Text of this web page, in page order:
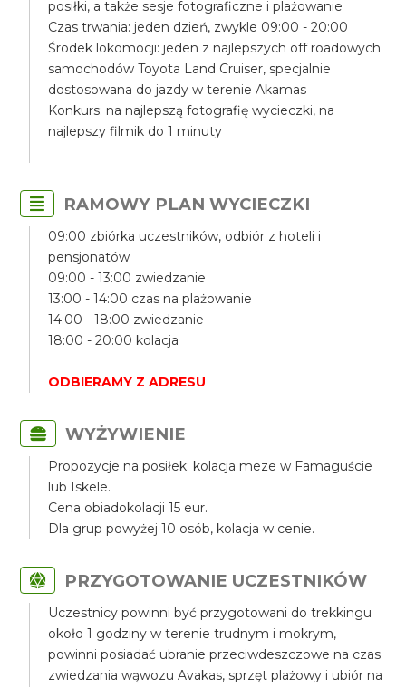
posiłki, a także sesje fotograficzne i plażowanie
Czas trwania: jeden dzień, zwykle 09:00 - 20:00
Środek lokomocji: jeden z najlepszych off roadowych
samochodów Toyota Land Cruiser, specjalnie
dostosowana do jazdy w terenie Akamas
Konkurs: na najlepszą fotografię wycieczki, na
najlepszy filmik do 1 minuty
RAMOWY PLAN WYCIECZKI
09:00 zbiórka uczestników, odbiór z hoteli i
pensjonatów
09:00 - 13:00 zwiedzanie
13:00 - 14:00 czas na plażowanie
14:00 - 18:00 zwiedzanie
18:00 - 20:00 kolacja
ODBIERAMY Z ADRESU
WYŻYWIENIE
Propozycje na posiłek: kolacja meze w Famaguście
lub Iskele.
Cena obiadokolacji 15 eur.
Dla grup powyżej 10 osób, kolacja w cenie.
PRZYGOTOWANIE UCZESTNIKÓW
Uczestnicy powinni być przygotowani do trekkingu
około 1 godziny w terenie trudnym i mokrym,
powinni posiadać ubranie przeciwdeszczowe na czas
zwiedzania wąwozu Avakas, sprzęt plażowy i ubiór na